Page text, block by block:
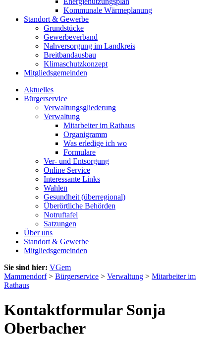
Kommunale Wärmeplanung
Standort & Gewerbe
Grundstücke
Gewerbeverband
Nahversorgung im Landkreis
Breitbandausbau
Klimaschutzkonzept
Mitgliedsgemeinden
Aktuelles
Bürgerservice
Verwaltungsgliederung
Verwaltung
Mitarbeiter im Rathaus
Organigramm
Was erledige ich wo
Formulare
Ver- und Entsorgung
Online Service
Interessante Links
Wahlen
Gesundheit (überregional)
Überörtliche Behörden
Notruftafel
Satzungen
Über uns
Standort & Gewerbe
Mitgliedsgemeinden
Sie sind hier: VGem
Mammendorf> Bürgerservice > Verwaltung > Mitarbeiter im
Rathaus
Kontaktformular Sonja
Oberbacher